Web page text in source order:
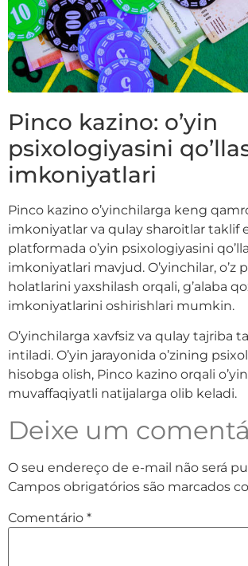
Pinco kazino: o’yin
psixologiyasini
imkoniyatlari
Pinco kazino o’yinchilarga keng
imkoniyatlar va qulay sharoitlar taklif
platformada o’yin psixologiyasini
imkoniyatlari mavjud. O’yinchilar, o’z
holatlarini yaxshilash orqali, g’alaba
imkoniyatlarini oshirishlari mumkin.
O’yinchilarga xavfsiz va qulay tajriba
intiladi. O’yin jarayonida o’zining
hisobga olish, Pinco kazino orqali
muvaffaqiyatli natijalarga olib keladi.
Deixe um
O seu endereço de e-mail não será
Campos obrigatórios são marcados
Comentário *